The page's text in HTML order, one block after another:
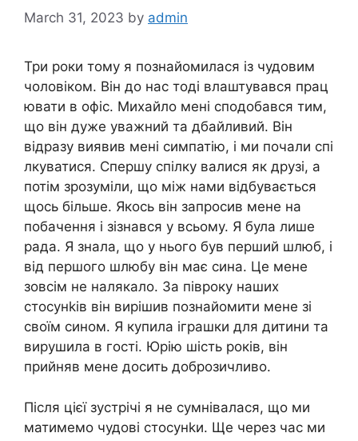
March 31, 2023 by admin
Три роки тому я познайомилася із чудовим
чоловіком. Він до нас тоді влаштувався прац
ювати в офіс. Михайло мені сподобався тим,
що він дуже уважний та дбайливий. Він
відразу виявив мені симпатію, і ми почали спі
лкуватися. Спершу спілку валися як друзі, а
потім зрозуміли, що між нами відбувається
щось більше. Якось він запросив мене на
побачення і зізнався у всьому. Я була лише
рада. Я знала, що у нього був перший шлюб, і
від першого шлюбу він має сина. Це мене
зовсім не налякало. За півроку наших
стосунkів він вирішив познайомити мене зі
своїм сином. Я купила іграшки для дитини та
вирушила в гості. Юрію шість років, він
прийняв мене досить доброзичливо.
Після цієї зустрічі я не сумнівалася, що ми
матимемо чудові стосунkи. Ще через час ми